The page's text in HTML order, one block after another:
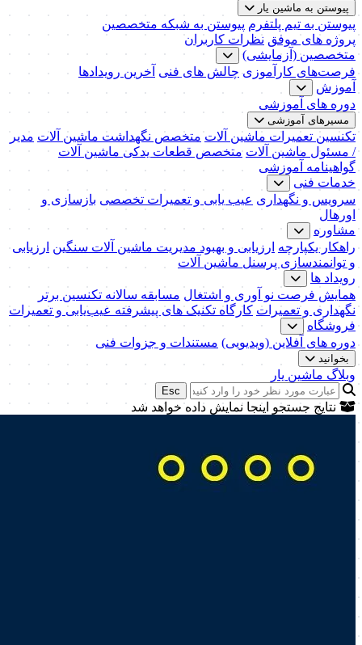
پیوستن به ماشین یار
پیوستن به تیم پلتفرم پیوستن به شبکه متخصصین
پروژه های موفق نظرات کاربران
متخصصین (آزمایشی)
فرصت‌های کارآموزی چالش های فنی آخرین رویدادها
آموزش
دوره های آموزشی
مسیرهای آموزشی
تکنسین تعمیرات ماشین آلات متخصص نگهداشت ماشین آلات مدیر
/ مسئول ماشین آلات متخصص قطعات یدکی ماشین آلات
گواهینامه آموزشی
خدمات فنی
سرویس و نگهداری عیب یابی و تعمیرات تخصصی بازسازی و
اورهال
مشاوره
راهکار یکپارچه ارزیابی و بهبود مدیریت ماشین آلات سنگین ارزیابی
و توانمندسازی پرسنل ماشین آلات
رویداد ها
همایش فرصت نو آوری و اشتغال مسابقه سالانه تکنسین برتر
نگهداری و تعمیرات کارگاه تکنیک‌ های پیشرفته عیب‌یابی و تعمیرات
فروشگاه
دوره های آفلاین (ویدیویی) مستندات و جزوات فنی
بخوانید
وبلاگ ماشین یار
Esc
نتایج جستجو اینجا نمایش داده خواهد شد